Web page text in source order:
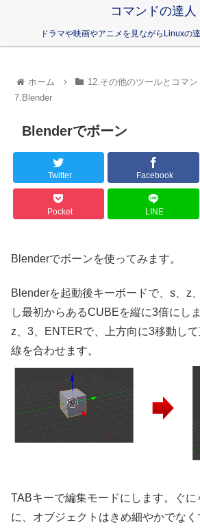
コマンドの達人
ドラマや映画やアニメを見ながらLinuxの
ホーム 12.その他のツールとコマ
7.Blender
Blenderでボーン
Twitter Facebook
Pocket LINE
Blenderでボーンを使ってみます。
Blenderを起動後キーボードで、s、z
し最初からあるCUBEを縦に3倍にし
z、3、ENTERで、上方向に3移動し
線を合わせます。
TABキーで編集モードにします。ぐ
に、オブジェクトはきめ細やかでな